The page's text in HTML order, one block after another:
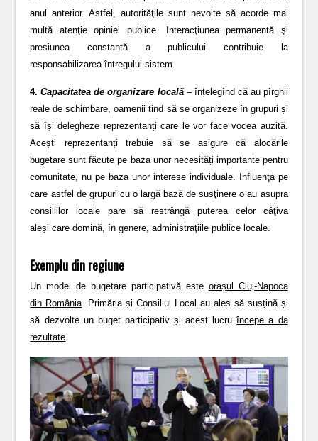
anul anterior. Astfel, autorităţile sunt nevoite să acorde mai
multă atenţie opiniei publice. Interacţiunea permanentă şi
presiunea constantă a publicului contribuie la
responsabilizarea întregului sistem.
4.Capacitatea de organizare locală– înțelegînd că au pîrghii
reale de schimbare, oamenii tind să se organizeze în grupuri și
să își delegheze reprezentanți care le vor face vocea auzită.
Acești reprezentanți trebuie să se asigure că alocările
bugetare sunt făcute pe baza unor necesități importante pentru
comunitate, nu pe baza unor interese individuale. Influenţa pe
care astfel de grupuri cu o largă bază de susţinere o au asupra
consiliilor locale pare să restrângă puterea celor câţiva
aleși care domină, în genere, administraţiile publice locale.
Exemplu din regiune
Un model de bugetare participativă este orașul Cluj-Napoca
din România. Primăria și Consiliul Local au ales să susțină și
să dezvolte un buget participativ și acest lucruîncepe a da
rezultate.